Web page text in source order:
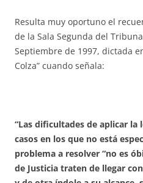
Resulta muy oportuno el
de la Sala Segunda del
Septiembre de 1997, dictada
Colza” cuando señala:
“Las dificultades de aplicar la
casos en los que no está
problema a resolver “no es
de Justicia traten de llegar